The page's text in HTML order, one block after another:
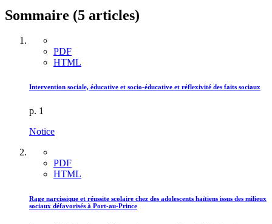
Sommaire (5 articles)
PDF
HTML
Intervention sociale, éducative et socio-éducative et réflexivité des faits sociaux
p. 1
Notice
PDF
HTML
Rage narcissique et réussite scolaire chez des adolescents haïtiens issus des milieux
sociaux défavorisés à Port-au-Prince